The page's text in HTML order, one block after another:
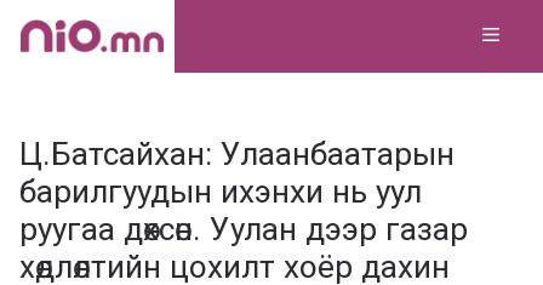
Skip
Ц.Батсайхан: Улаанбаатарын
барилгуудын ихэнхи нь уул
руугаа дөхсөн. Уулан дээр газар
хөдлөлтийн цохилт хоёр дахин